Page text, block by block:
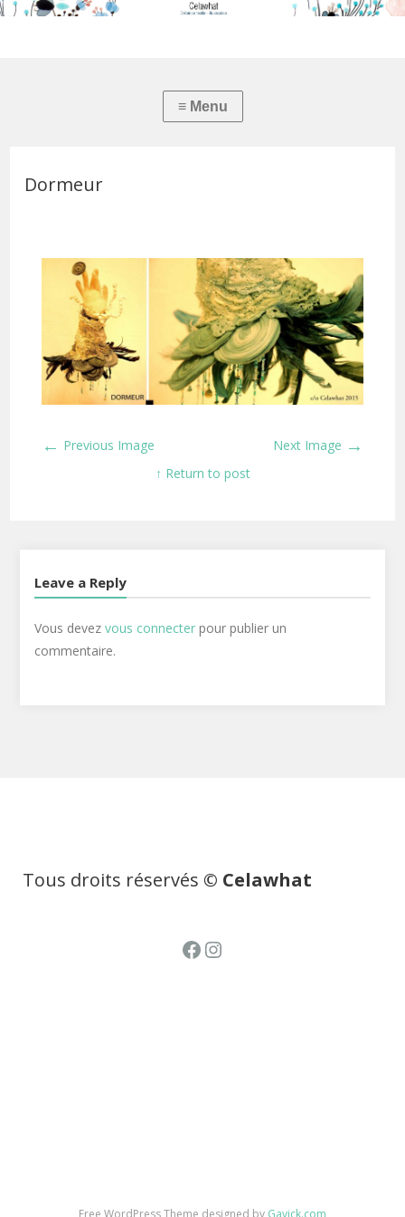
Dormeur
← Previous Image Next Image →
↑ Return to post
Leave a Reply
Vous devez vous connecterpour publier un
commentaire.
Tous droits réservés © Celawhat
Facebook
Instagram
Free WordPress Theme designed by Gavick.com